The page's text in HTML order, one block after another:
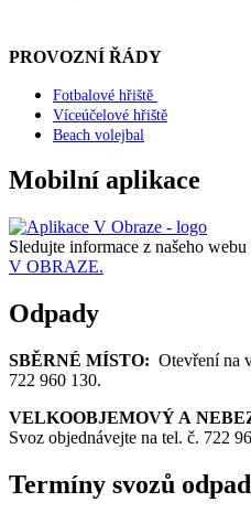
PROVOZNÍ ŘÁDY
Fotbalové hřiště
Víceúčelové hřiště
Beach volejbal
Mobilní aplikace
Sledujte informace z našeho webu
V OBRAZE.
Odpady
SBĚRNÉ MÍSTO: Otevření na
722 960 130.
VELKOOBJEMOVÝ A
Svoz objednávejte na tel. č. 722
Termíny svozů